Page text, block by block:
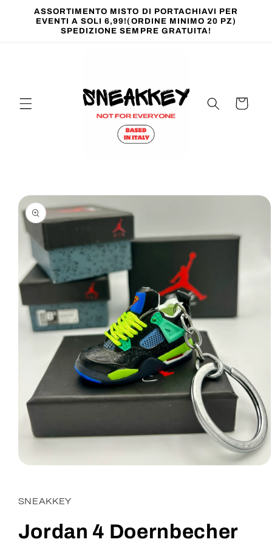
direttamente
ai contenuti
ASSORTIMENTO MISTO DI PORTACHIAVI PER
EVENTI A SOLI 6,99!(ORDINE MINIMO 20 PZ)
SPEDIZIONE SEMPRE GRATUITA!
Carrello
Passa alle
informazioni
sul prodotto
1
in
modale
SNEAKKEY
Jordan 4 Doernbecher